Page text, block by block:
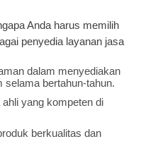
Anda harus memilih
penyedia layanan jasa
dalam menyediakan
selama bertahun-tahun.
yang kompeten di
berkualitas dan